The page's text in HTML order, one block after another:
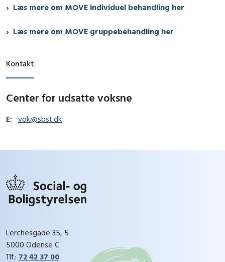
Læs mere om MOVE individuel behandling her
Læs mere om MOVE gruppebehandling her
Kontakt
Center for udsatte voksne
E: vok@sbst.dk
Lerchesgade 35, 5
5000 Odense C
Tlf.: 72 42 37 00